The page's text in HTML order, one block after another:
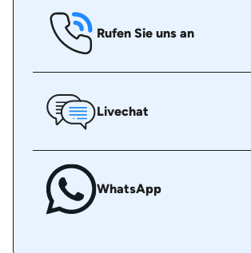
Rufen Sie uns an
Livechat
WhatsApp